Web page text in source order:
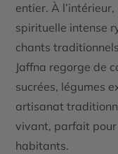
entier. À
spirituelle intense
chants
Jaffna regorge de
sucrées, légumes
artisanat
vivant, parfait
habitants.